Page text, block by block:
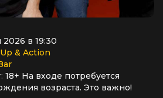
в 19:30
& Action
18+ На входе потребуется
возраста. Это важно!